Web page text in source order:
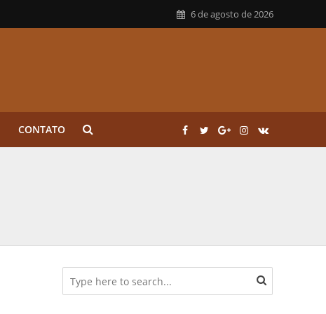
6 de agosto de 2026
CONTATO